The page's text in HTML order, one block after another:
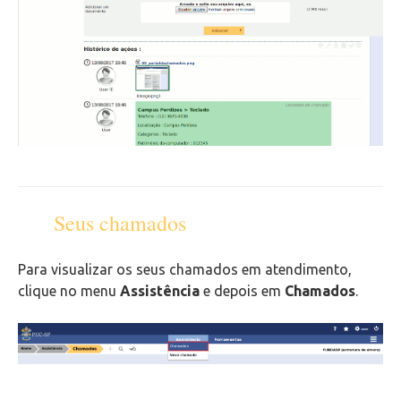
Seus chamados
Para visualizar os seus chamados em atendimento,
clique no menu Assistência e depois em Chamados.